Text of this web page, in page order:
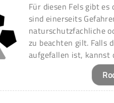
Für diesen Fels gibt
sind einerseits
naturschutzfachliche
zu beachten gilt. Falls
aufgefallen ist, kannst